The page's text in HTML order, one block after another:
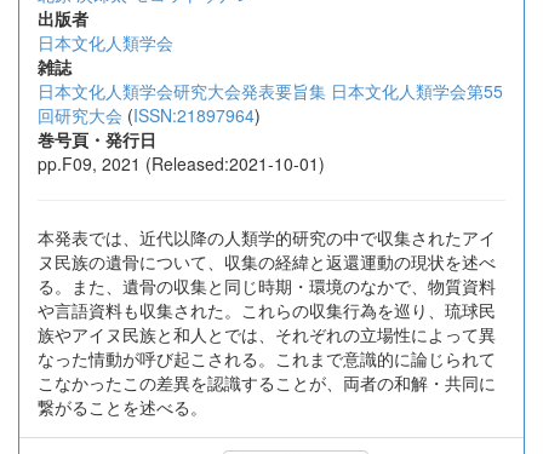
出版者
日本文化人類学会
雑誌
日本文化人類学会研究大会発表要旨集 日本文化人類学会第55
回研究大会 (ISSN:21897964)
巻号頁・発行日
pp.F09, 2021 (Released:2021-10-01)
本発表では、近代以降の人類学的研究の中で収集されたアイ
ヌ民族の遺骨について、収集の経緯と返還運動の現状を述べ
る。また、遺骨の収集と同じ時期・環境のなかで、物質資料
や言語資料も収集された。これらの収集行為を巡り、琉球民
族やアイヌ民族と和人とでは、それぞれの立場性によって異
なった情動が呼び起こされる。これまで意識的に論じられて
こなかったこの差異を認識することが、両者の和解・共同に
繋がることを述べる。